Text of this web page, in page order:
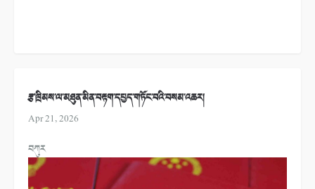
རྩ་ཁྲིམས་ལ་མཐུན་མིན་བརྟག་དཔྱད་གཏོང་བའི་བསམ་འཆར།
Apr 21, 2026
བཀུར